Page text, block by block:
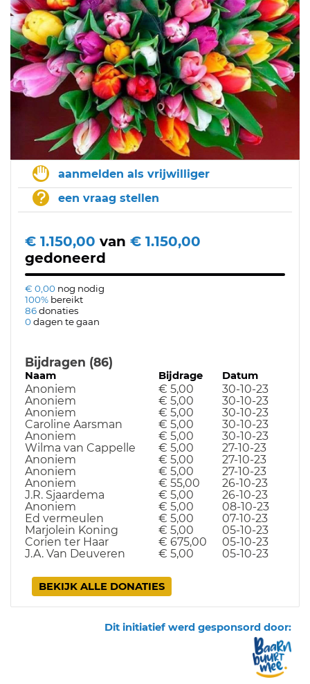
aanmelden als vrijwilliger
een vraag stellen
€ 1.150,00 van € 1.150,00
gedoneerd
€ 0,00 nog nodig
100% bereikt
86donaties
0dagen te gaan
Bijdragen (86)
Naam Bijdrage Datum
Anoniem € 5,00
30-10-23
Anoniem
€ 5,00
30-10-23
Anoniem
€ 5,00
30-10-23
Caroline Aarsman
€ 5,00
30-10-23
Anoniem
€ 5,00
30-10-23
Wilma van Cappelle
€ 5,00
27-10-23
Anoniem
€ 5,00
27-10-23
Anoniem
€ 5,00
27-10-23
Anoniem
€ 55,00
26-10-23
J.R. Sjaardema
€ 5,00
26-10-23
Anoniem
€ 5,00
08-10-23
Ed vermeulen
€ 5,00
07-10-23
Marjolein Koning
€ 5,00
05-10-23
Corien ter Haar
€ 675,00
05-10-23
J.A. Van Deuveren
€ 5,00 05-10-23
BEKIJK ALLE DONATIES
Dit initiatief werd gesponsord door: